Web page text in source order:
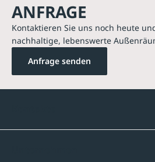
ANFRAGE
Kontaktieren Sie uns noch heute
nachhaltige, lebenswerte
Anfrage senden